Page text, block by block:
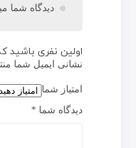
دیدگاه شما
اولین نفری باشید
نشانی ایمیل شما
امتیاز شما
دیدگاه شما *